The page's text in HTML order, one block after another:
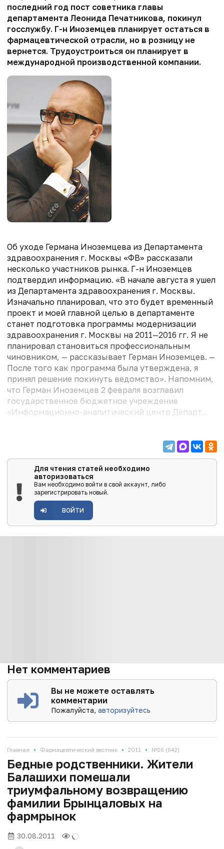
последний год пост советника главы
департамента Леонида Печатникова, покинул
госслужбу. Г-н Иноземцев планирует остаться в
фармацевтической отрасли, но в розницу не
вернется. Трудоустроиться он планирует в
международной производственной компании.
Об уходе Германа Иноземцева из Департамента
здравоохранения г. Москвы «ФВ» рассказали
несколько участников рынка. Г-н Иноземцев
подтвердил информацию. «В начале августа я ушел
из Департамента здравоохранения г. Москвы.
Изначально планировал, что это будет временный
проект и моей главной целью в департаменте
станет подготовка программы модернизации
здравоохранения г. Москвы на 2011—2016 гг. Я не
планировал становиться профессиональным
чиновником, — рассказывает Герман Иноземцев. —
После того как программа была утверждена, я
принял решение покинуть ведомство». Напомним,
что Герман Иноземцев 2 февраля возглавил
государственное бюджетное учреждение
«Информационно-аналитический центр Департ...
Для чтения статей необходимо
авторизоваться
Вам необходимо войти в свой аккаунт, либо
зарегистрировать новый.
ВОЙТИ
Нет комментариев
Вы не можете оставлять
комментарии
Пожалуйста,авторизуйтесь
Главная • Фармацевтический вестник • 2011 • №26 (642)
Бедные родственники. Жители
Балашихи помешали
триумфальному возвращению
фамилии Брынцаловых на
фармрынок
30.08.2011